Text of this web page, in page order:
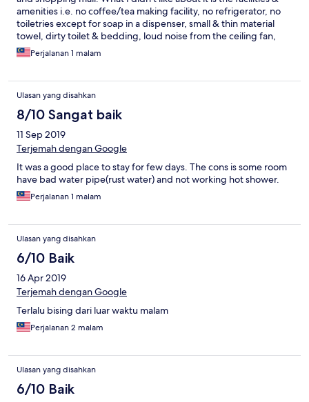
amenities i.e. no coffee/tea making facility, no refrigerator, no
toiletries except for soap in a dispenser, small & thin material
towel, dirty toilet & bedding, loud noise from the ceiling fan,
poor pest control as there are many ants in the room, unfriendly
staff although one guy at the receptionist was kind and helpful
and the worst thing is that the hotel has no privacy at all due to
no sound proof of the hotel rooms. I had to endure lack of sleep
throughout the night and the stress due to noises from other
rooms especially a room which has a toddler who cried and
wailed loudly a few times during the night and disturbed my
sleep. The thing that made me disappointed the most is
a 2 double-bed room plus RM135 for a triple room as we did not
have a lot of choices in view of school holidays and many people
also got away from their homes due to the closure of water at
Perjalanan 1 malam
Ulasan yang disahkan
8/10 Sangat baik
11 Sep 2019
Terjemah dengan Google
It was a good place to stay for few days. The cons is some room
have bad water pipe(rust water) and not working hot shower.
Perjalanan 1 malam
Ulasan yang disahkan
6/10 Baik
16 Apr 2019
Terjemah dengan Google
Terlalu bising dari luar waktu malam
Perjalanan 2 malam
Ulasan yang disahkan
6/10 Baik